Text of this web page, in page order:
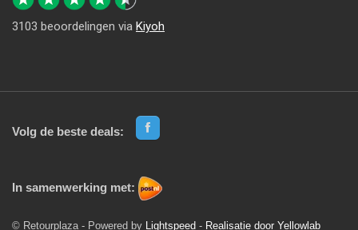
3103 beoordelingen via Kiyoh
Volg de beste deals:
In samenwerking met:
© Retourplaza - Powered by Lightspeed - Realisatie door Yellowlab